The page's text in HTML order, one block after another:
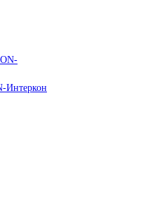
Интеркон